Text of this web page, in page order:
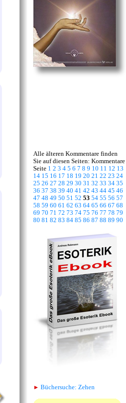
Alle älteren Kommentare finden
Sie auf diesen Seiten: Kommentare
Seite 1 2 3 4 5 6 7 8 9 10 11 12 13
14 15 16 17 18 19 20 21 22 23 24
25 26 27 28 29 30 31 32 33 34 35
36 37 38 39 40 41 42 43 44 45 46
47 48 49 50 51 52 53 54 55 56 57
58 59 60 61 62 63 64 65 66 67 68
69 70 71 72 73 74 75 76 77 78 79
80 81 82 83 84 85 86 87 88 89 90
► Büchersuche: Zehen